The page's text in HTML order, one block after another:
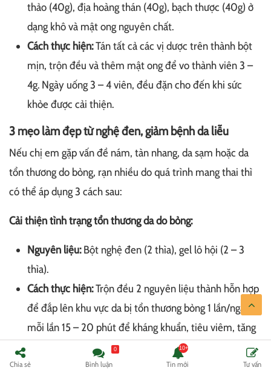
thảo (40g), địa hoàng thán (40g), bạch thược (40g) ở
dạng khô và mật ong nguyên chất.
Cách thực hiện:Tán tất cả các vị dược trên thành bột
mịn, trộn đều và thêm mật ong để vo thành viên 3 –
4g. Ngày uống 3 – 4 viên, đều đặn cho đến khi sức
khỏe được cải thiện.
3 mẹo làm đẹp từ nghệ đen, giảm bệnh da liễu
Nếu chị em gặp vấn đề nám, tàn nhang, da sạm hoặc da
tổn thương do bỏng, rạn nhiều do quá trình mang thai thì
có thể áp dụng 3 cách sau:
Cải thiện tình trạng tổn thương da do bỏng:
Nguyên liệu:Bột nghệ đen (2 thìa), gel lô hội (2 – 3
thìa).
Cách thực hiện:Trộn đều 2 nguyên liệu thành hỗn hợp
để đắp lên khu vực da bị tổn thương bỏng 1 lần/ngày,
mỗi lần 15 – 20 phút để kháng khuẩn, tiêu viêm, tăng
tốc độ lên da non, hạn chế sẹo xấu.
Chia sẻ Bình luận
0
Tin mới Tư vấn